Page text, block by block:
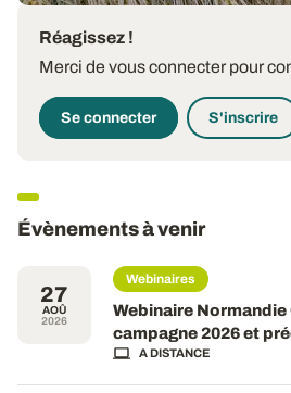
Réagissez !
Merci de vous connecter pour
Se connecter S'inscrire
Évènements à venir
27
AOÛ
2026
Webinaires
Webinaire Normandie
campagne 2026 et
A DISTANCE